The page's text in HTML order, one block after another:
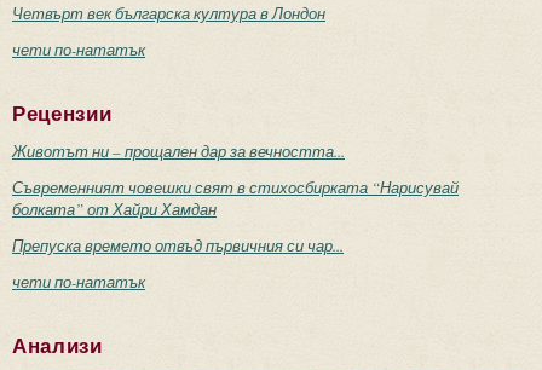
Четвърт век българска култура в Лондон
чети по-нататък
Рецензии
Животът ни – прощален дар за вечността...
Съвременният човешки свят в стихосбирката “Нарисувай
болката” от Хайри Хамдан
Препуска времето отвъд първичния си чар...
чети по-нататък
Анализи